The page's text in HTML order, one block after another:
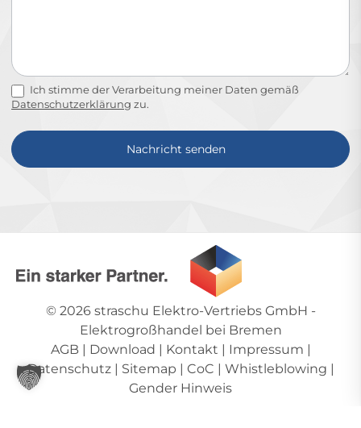
Ich stimme der Verarbeitung meiner Daten gemäß
Datenschutzerklärung zu.
Nachricht senden
© 2026 straschu Elektro-Vertriebs GmbH -
Elektrogroßhandel bei Bremen
AGB | Download | Kontakt | Impressum |
Datenschutz| Sitemap | CoC | Whistleblowing |
Gender Hinweis